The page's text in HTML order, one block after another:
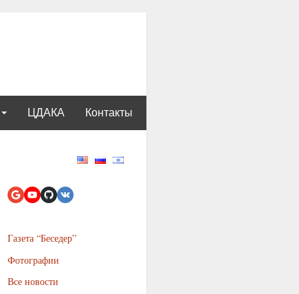
ЦДАКА Контакты
Газета “Беседер”
Фотографии
Все новости